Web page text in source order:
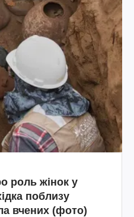
роль жінок у
поблизу
вчених (фото)